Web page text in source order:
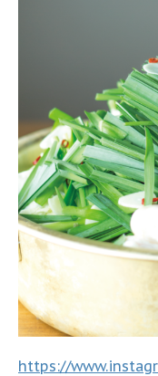
https://